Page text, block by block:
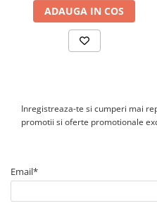
Tablou metalic
Tablou organizare santier
Tablou organizare santier
Tub flexibil metalic
Contor digital
ADAUGA IN COS
Inregistreaza-te si cumperi mai
promotii si oferte promotionale
Email*